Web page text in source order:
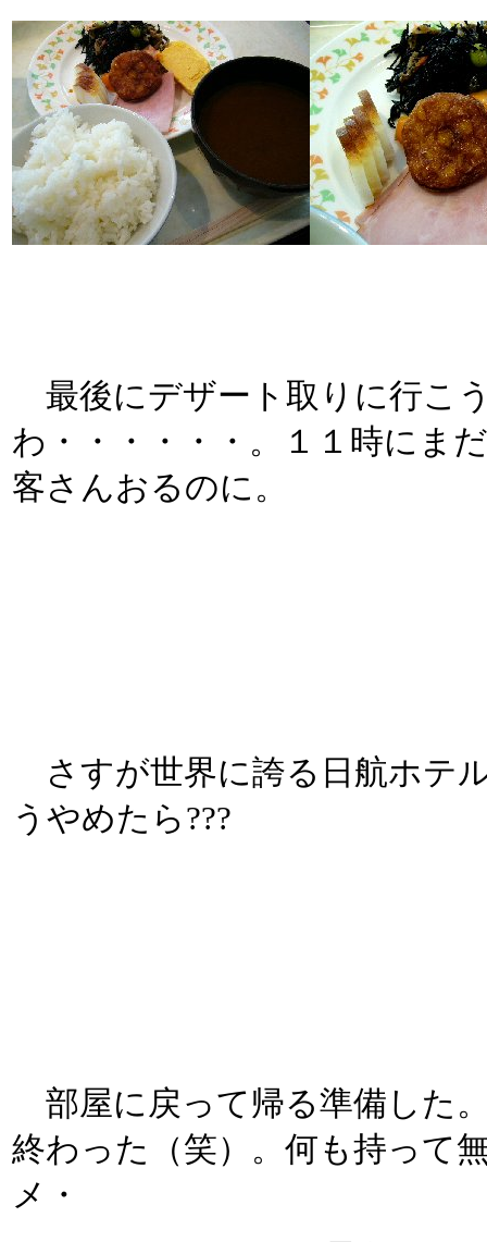
最後にデザート取りに行こ
わ・・・・・・。１１時にま
客さんおるのに。
さすが世界に誇る日航ホ
うやめたら???
部屋に戻って帰る準備した
終わった（笑）。何も持って
メ・